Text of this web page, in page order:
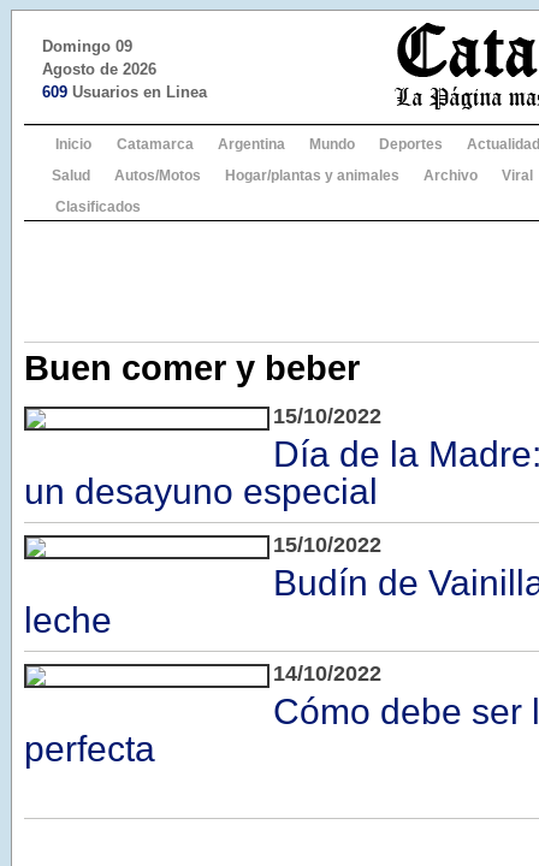
Domingo 09
Agosto de 2026
609 Usuarios en Linea
Inicio Catamarca Argentina Mundo Deportes
Actualidad
Salud
Autos/Motos Hogar/plantas y animales Archivo
Viral
Clasificados
Buen comer y beber
15/10/2022
Día de la
un desayuno especial
15/10/2022
Budín de
leche
14/10/2022
Cómo debe ser
perfecta